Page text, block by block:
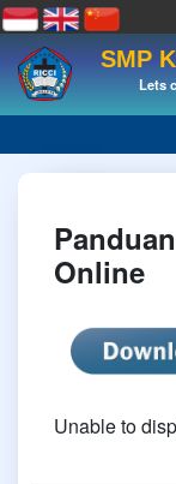
SMP
Lets
Online
Unable to